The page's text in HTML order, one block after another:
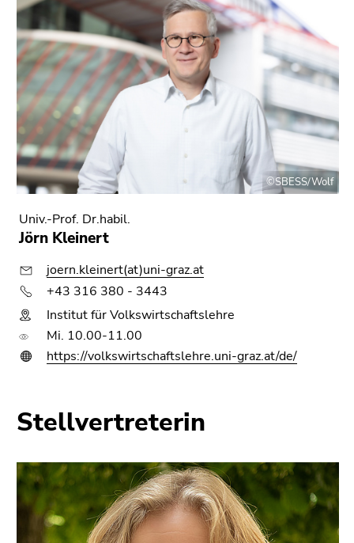
©SBESS/Wolf
Univ.-Prof. Dr.habil.
Jörn Kleinert
joern.kleinert(at)uni-graz.at
+43 316 380 - 3443
Institut für Volkswirtschaftslehre
Mi. 10.00-11.00
https://volkswirtschaftslehre.uni-graz.at/de/
Stellvertreterin